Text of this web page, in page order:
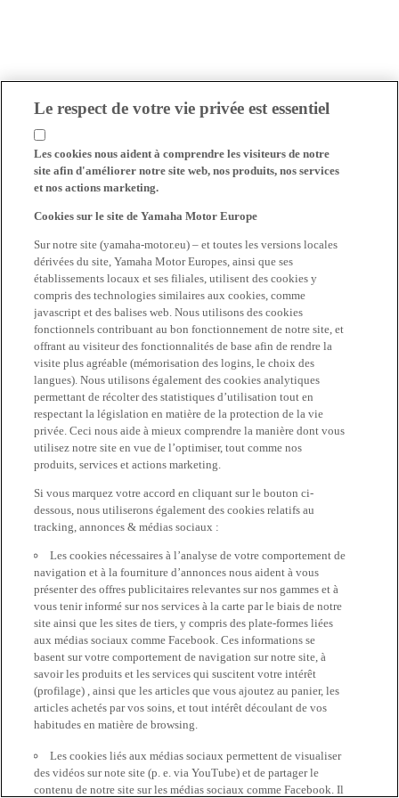
Le respect de votre vie privée est essentiel
Les cookies nous aident à comprendre les visiteurs de notre
site afin d'améliorer notre site web, nos produits, nos services
et nos actions marketing.
Cookies sur le site de Yamaha Motor Europe
Sur notre site (yamaha-motor.eu) – et toutes les versions locales
dérivées du site, Yamaha Motor Europes, ainsi que ses
établissements locaux et ses filiales, utilisent des cookies y
compris des technologies similaires aux cookies, comme
javascript et des balises web. Nous utilisons des cookies
fonctionnels contribuant au bon fonctionnement de notre site, et
offrant au visiteur des fonctionnalités de base afin de rendre la
visite plus agréable (mémorisation des logins, le choix des
langues). Nous utilisons également des cookies analytiques
permettant de récolter des statistiques d’utilisation tout en
respectant la législation en matière de la protection de la vie
privée. Ceci nous aide à mieux comprendre la manière dont vous
utilisez notre site en vue de l’optimiser, tout comme nos
produits, services et actions marketing.
Si vous marquez votre accord en cliquant sur le bouton ci-
dessous, nous utiliserons également des cookies relatifs au
tracking, annonces & médias sociaux :
Les cookies nécessaires à l’analyse de votre comportement de
navigation et à la fourniture d’annonces nous aident à vous
présenter des offres publicitaires relevantes sur nos gammes et à
vous tenir informé sur nos services à la carte par le biais de notre
site ainsi que les sites de tiers, y compris des plate-formes liées
aux médias sociaux comme Facebook. Ces informations se
basent sur votre comportement de navigation sur notre site, à
savoir les produits et les services qui suscitent votre intérêt
(profilage) , ainsi que les articles que vous ajoutez au panier, les
articles achetés par vos soins, et tout intérêt découlant de vos
habitudes en matière de browsing.
Les cookies liés aux médias sociaux permettent de visualiser
des vidéos sur note site (p. e. via YouTube) et de partager le
contenu de notre site sur les médias sociaux comme Facebook. Il